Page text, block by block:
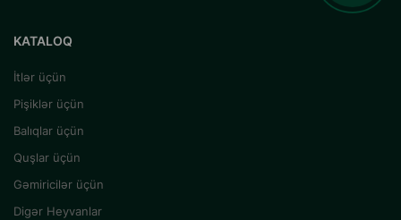
KATALOQ
İtlər üçün
Pişiklər üçün
Balıqlar üçün
Quşlar üçün
Gəmiricilər üçün
Digər Heyvanlar